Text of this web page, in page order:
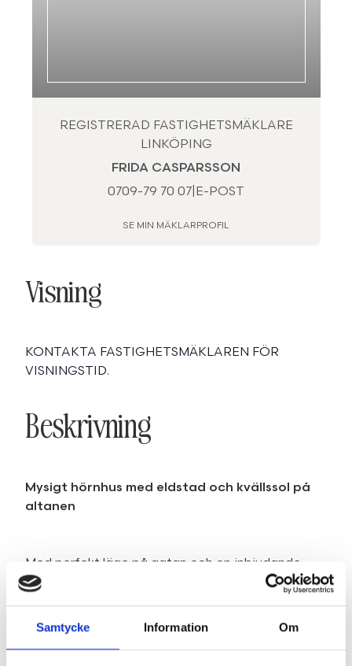
Samtycke Information Om
REGISTRERAD FASTIGHETSMÄKLARE
LINKÖPING
FRIDA CASPARSSON
0709-79 70 07 E-POST
SE MIN MÄKLARPROFIL
Visning
KONTAKTA FASTIGHETSMÄKLAREN FÖR
VISNINGSTID.
Beskrivning
Mysigt hörnhus med eldstad och kvällssol på
altanen
Med perfekt läge på gatan och en inbjudande
inglasad altan bjuder detta hus in till ett perfekt
renoverades 2015 och fick nya vitoljade